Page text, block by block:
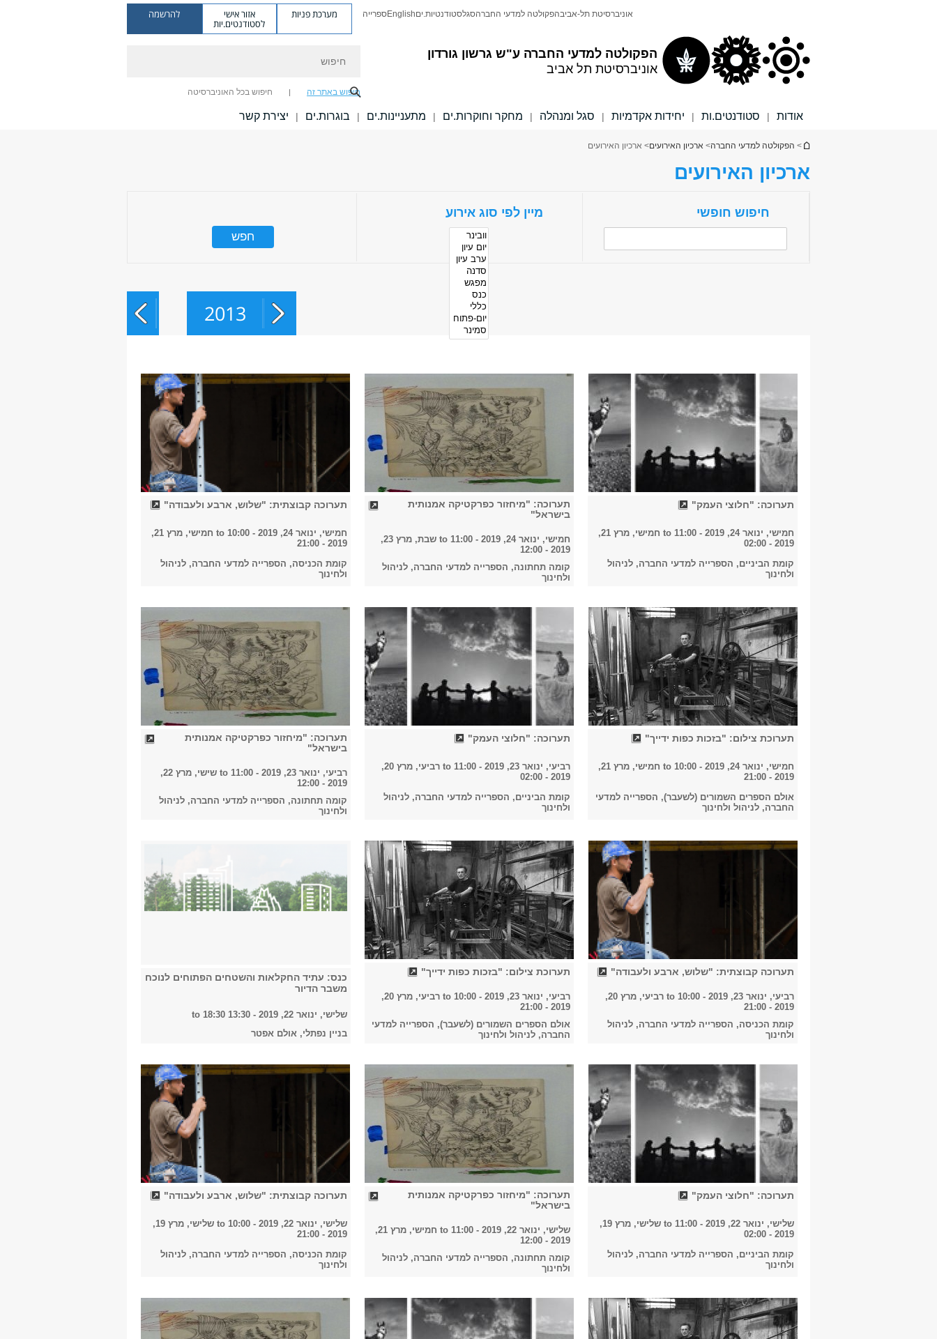
הפקולטה למדעי החברה ע"ש גרשון גורדון
אוניברסיטת תל אביב
אוניברסיטת תל-אביבהפקולטה למדעי החברהסגלסטודנטיות.יםEnglishספרייה מערכת פניות אזור אישי
לסטודנטים.יות
להרשמה
חיפוש באתר זה חיפוש בכל האוניברסיטה
אודות | סטודנטים.ות | יחידות אקדמיות | סגל ומנהלה | מחקר וחוקרות.ים | מתעניינות.ים | בוגרות.ים | יצירת קשר
הינך נמצא כאן
> הפקולטה למדעי החברה> ארכיון האירועים> ארכיון האירועים
ארכיון האירועים
חיפוש חופשי מיין לפי סוג אירוע
2013
2014
2015
2016
2017
2018
2019
2020
2022
2024
2025
2026
הכל
תערוכה: "חלוצי העמק"
חמישי, ינואר 24, 2019 - 11:00
חמישי, מרץ 21,
2019 - 02:00
קומת הביניים, הספרייה למדעי החברה, לניהול
ולחינוך
תערוכה: "מיחזור כפרקטיקה אמנותית
בישראל"
חמישי, ינואר 24, 2019 - 11:00 to
שבת, מרץ 23,
2019 - 12:00
קומה תחתונה, הספרייה למדעי החברה, לניהול
ולחינוך
תערוכה קבוצתית: "שלוש, ארבע ולעבודה"
חמישי, ינואר 24, 2019 - 10:00 to
חמישי, מרץ 21,
2019 - 21:00
קומת הכניסה, הספרייה למדעי החברה, לניהול
ולחינוך
תערוכת צילום: "בזכות כפות ידייך"
חמישי, ינואר 24, 2019 - 10:00
חמישי, מרץ 21,
2019 - 21:00
אולם הספרים השמורים (לשעבר), הספרייה למדעי
החברה, לניהול ולחינוך
תערוכה: "חלוצי העמק"
רביעי, ינואר 23, 2019 - 11:00
רביעי, מרץ 20,
2019 - 02:00
קומת הביניים, הספרייה למדעי החברה, לניהול
ולחינוך
תערוכה: "מיחזור כפרקטיקה אמנותית
בישראל"
רביעי, ינואר 23, 2019 - 11:00 to
שישי, מרץ 22,
2019 - 12:00
קומה תחתונה, הספרייה למדעי החברה, לניהול
ולחינוך
תערוכה קבוצתית: "שלוש, ארבע ולעבודה"
רביעי, ינואר 23, 2019 - 10:00
רביעי, מרץ 20,
2019 - 21:00
קומת הכניסה, הספרייה למדעי החברה, לניהול
ולחינוך
תערוכת צילום: "בזכות כפות ידייך"
רביעי, ינואר 23, 2019 - 10:00 to
רביעי, מרץ 20,
2019 - 21:00
אולם הספרים השמורים (לשעבר), הספרייה למדעי
החברה, לניהול ולחינוך
כנס: עתיד החקלאות והשטחים הפתוחים לנוכח
משבר הדיור
שלישי, ינואר 22, 2019 - 13:30
to
18:30
בניין נפתלי, אולם אפטר
תערוכה: "חלוצי העמק"
שלישי, ינואר 22, 2019 - 11:00
שלישי, מרץ 19,
2019 - 02:00
קומת הביניים, הספרייה למדעי החברה, לניהול
ולחינוך
תערוכה: "מיחזור כפרקטיקה אמנותית
בישראל"
שלישי, ינואר 22, 2019 - 11:00 to
חמישי, מרץ 21,
2019 - 12:00
קומה תחתונה, הספרייה למדעי החברה, לניהול
ולחינוך
תערוכה קבוצתית: "שלוש, ארבע ולעבודה"
שלישי, ינואר 22, 2019 - 10:00 to
שלישי, מרץ 19,
2019 - 21:00
קומת הכניסה, הספרייה למדעי החברה, לניהול
ולחינוך